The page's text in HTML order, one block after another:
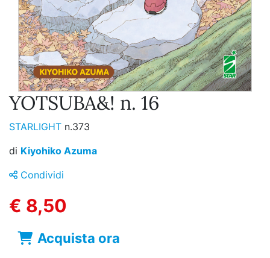
YOTSUBA&! n. 16
STARLIGHT n.373
di Kiyohiko Azuma
Condividi
€ 8,50
Acquista ora